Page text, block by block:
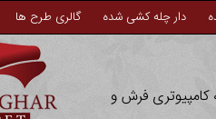
دار چله کشی شده گالری طرح ها
کامپیوتری فرش و